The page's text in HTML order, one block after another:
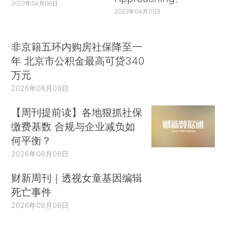
2022年04月06日
2022年04月01日
非京籍五环内购房社保降至一
年 北京市公积金最高可贷340
万元
2026年08月08日
【周刊提前读】各地狠抓社保
缴费基数 合规与企业减负如
何平衡？
2026年08月08日
财新周刊｜透视女童基因编辑
死亡事件
2026年08月08日